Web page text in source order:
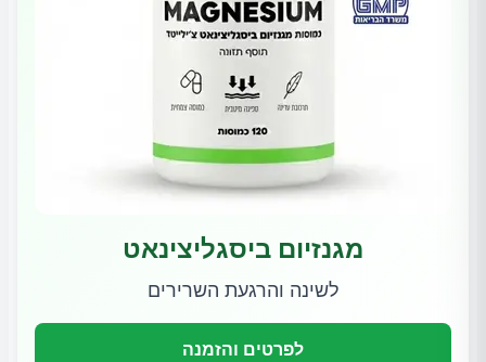
מגנזיום ביסגליצינאט
לשינה והרגעת השרירים
לפרטים והזמנה